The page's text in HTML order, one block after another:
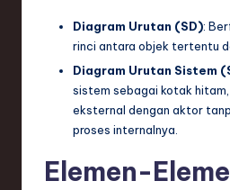
Diagram Urutan (SD):
rinci antara objek tertentu
Diagram Urutan Sistem
sistem sebagai kotak
eksternal dengan aktor
proses internalnya.
Elemen-